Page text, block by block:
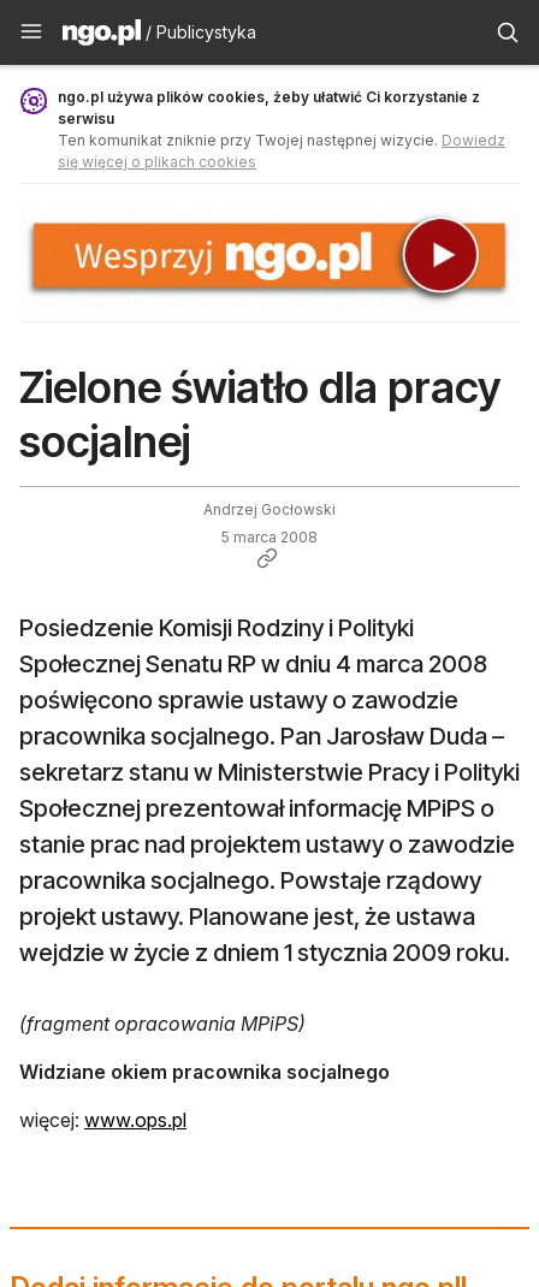
Publicystyka - ngo.pl
/ Publicystyka
ngo.pl używa plików cookies, żeby ułatwić Ci korzystanie z
serwisu
Ten komunikat zniknie przy Twojej następnej wizycie. Dowiedz
się więcej o plikach cookies
Zielone światło dla pracy
socjalnej
Andrzej Gocłowski
5 marca 2008
Posiedzenie Komisji Rodziny i Polityki
Społecznej Senatu RP w dniu 4 marca 2008
poświęcono sprawie ustawy o zawodzie
pracownika socjalnego. Pan Jarosław Duda –
sekretarz stanu w Ministerstwie Pracy i Polityki
Społecznej prezentował informację MPiPS o
stanie prac nad projektem ustawy o zawodzie
pracownika socjalnego. Powstaje rządowy
projekt ustawy. Planowane jest, że ustawa
wejdzie w życie z dniem 1 stycznia 2009 roku.
(fragment opracowania MPiPS)
Widziane okiem pracownika socjalnego
więcej: www.ops.pl